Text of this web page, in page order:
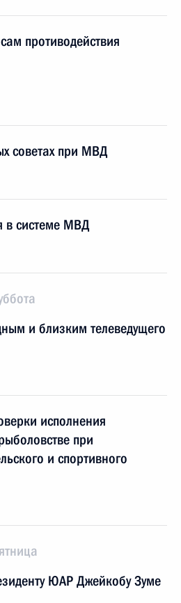
противодействия
советах при МВД
в системе МВД
и близким телеведущего
исполнения
при
и спортивного
ЮАР Джейкобу Зуме